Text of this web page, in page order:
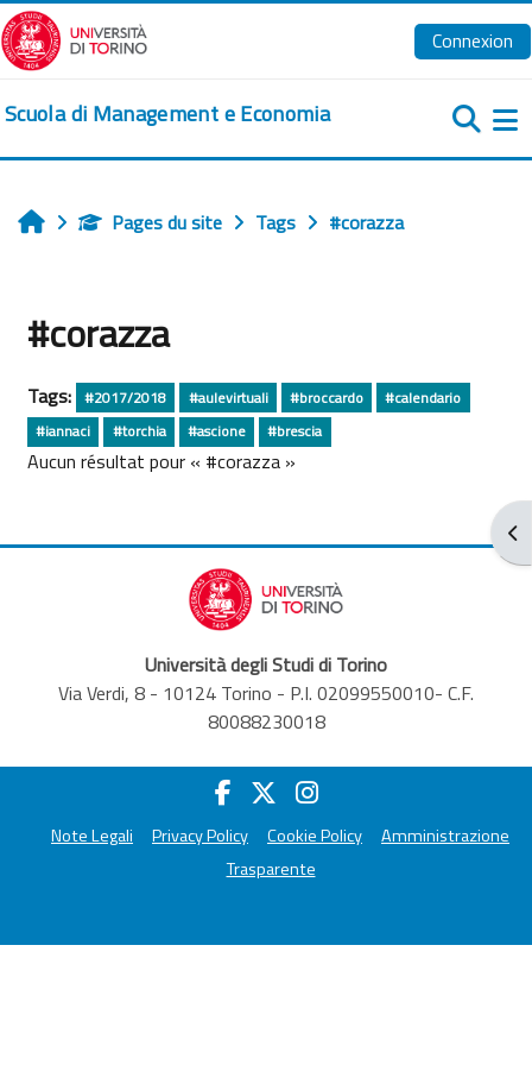
Passer au contenu principal
Connexion
Scuola di Management e Economia
AccueilPages du site Tags #corazza
#corazza
Tags: #2017/2018 #aulevirtuali #broccardo
#calendario
#iannaci
#torchia #ascione #brescia
Aucun résultat pour « #corazza »
Università degli Studi di Torino
Via Verdi, 8 - 10124 Torino - P.I. 02099550010- C.F.
80088230018
Note Legali Privacy Policy Cookie Policy
Amministrazione
Trasparente